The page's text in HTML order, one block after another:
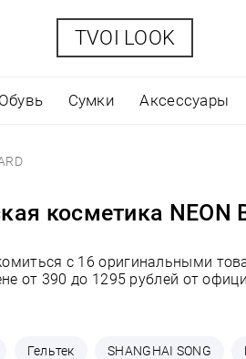
Обувь Сумки Аксессуары
TVOI LOOK
косметика NEON
с 16 оригинальными
от 390 до 1295 рублей от
Гельтек SHANGHAI SONG